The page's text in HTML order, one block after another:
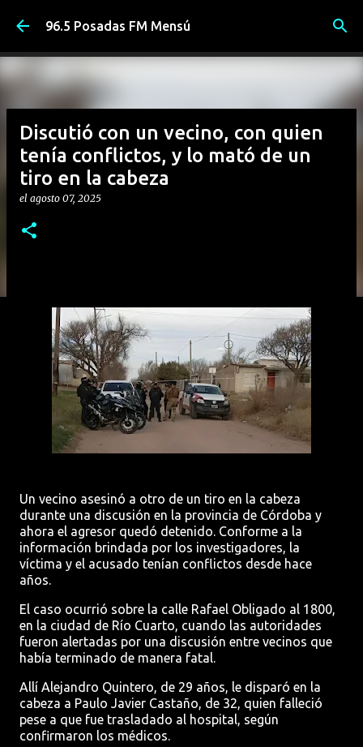
Ir al contenido principal
96.5 Posadas FM Mensú
Discutió con un vecino, con quien
tenía conflictos, y lo mató de un
tiro en la cabeza
el agosto 07, 2025
Un vecino asesinó a otro de un tiro en la cabeza
durante una discusión en la provincia de Córdoba y
ahora el agresor quedó detenido. Conforme a la
información brindada por los investigadores, la
víctima y el acusado tenían conflictos desde hace
años.
El caso ocurrió sobre la calle Rafael Obligado al 1800,
en la ciudad de Río Cuarto, cuando las autoridades
fueron alertadas por una discusión entre vecinos que
había terminado de manera fatal.
Allí Alejandro Quintero, de 29 años, le disparó en la
cabeza a Paulo Javier Castaño, de 32, quien falleció
pese a que fue trasladado al hospital, según
confirmaron los médicos.